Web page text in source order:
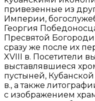
привезенные из
Империи,
Георгия
Пресвятой
сразу же после их
XVIII в. Посетители
выставлявшиеся
пустыней,
в., а также
с изображением